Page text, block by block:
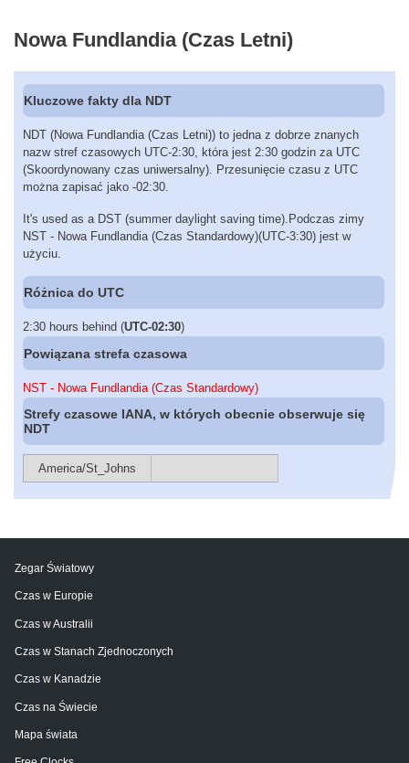
Nowa Fundlandia (Czas Letni)
Kluczowe fakty dla NDT
NDT (Nowa Fundlandia (Czas Letni)) to jedna z dobrze znanych
nazw stref czasowych UTC-2:30, która jest 2:30 godzin za UTC
(Skoordynowany czas uniwersalny). Przesunięcie czasu z UTC
można zapisać jako -02:30.
It's used as a DST (summer daylight saving time).Podczas zimy
NST - Nowa Fundlandia (Czas Standardowy)(UTC-3:30) jest w
użyciu.
Różnica do UTC
2:30 hours behind (UTC-02:30)
Powiązana strefa czasowa
NST - Nowa Fundlandia (Czas Standardowy)
Strefy czasowe IANA, w których obecnie obserwuje się
NDT
America/St_Johns
Zegar Światowy
Czas w Europie
Czas w Australii
Czas w Stanach Zjednoczonych
Czas w Kanadzie
Czas na Świecie
Mapa świata